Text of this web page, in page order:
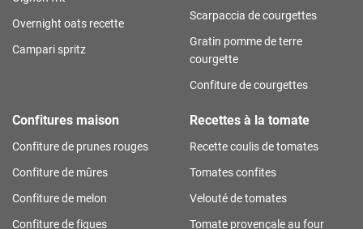
Overnight oats recette
Campari spritz
Scarpaccia de courgettes
Gratin pomme de terre
courgette
Confiture de courgettes
Confitures maison
Confiture de prunes rouges
Confiture de mûres
Confiture de melon
Confiture de figues
Recettes à la tomate
Recette coulis de tomates
Tomates confites
Velouté de tomates
Tomate provençale au four